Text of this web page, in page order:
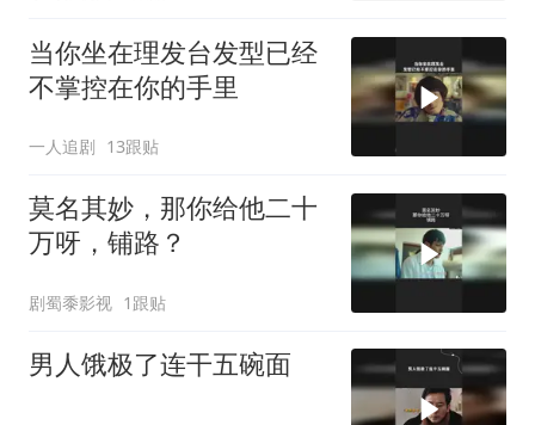
当你坐在理发台发型已经
不掌控在你的手里
一人追剧 13跟贴
莫名其妙，那你给他二十
万呀，铺路？
剧蜀黍影视 1跟贴
男人饿极了连干五碗面